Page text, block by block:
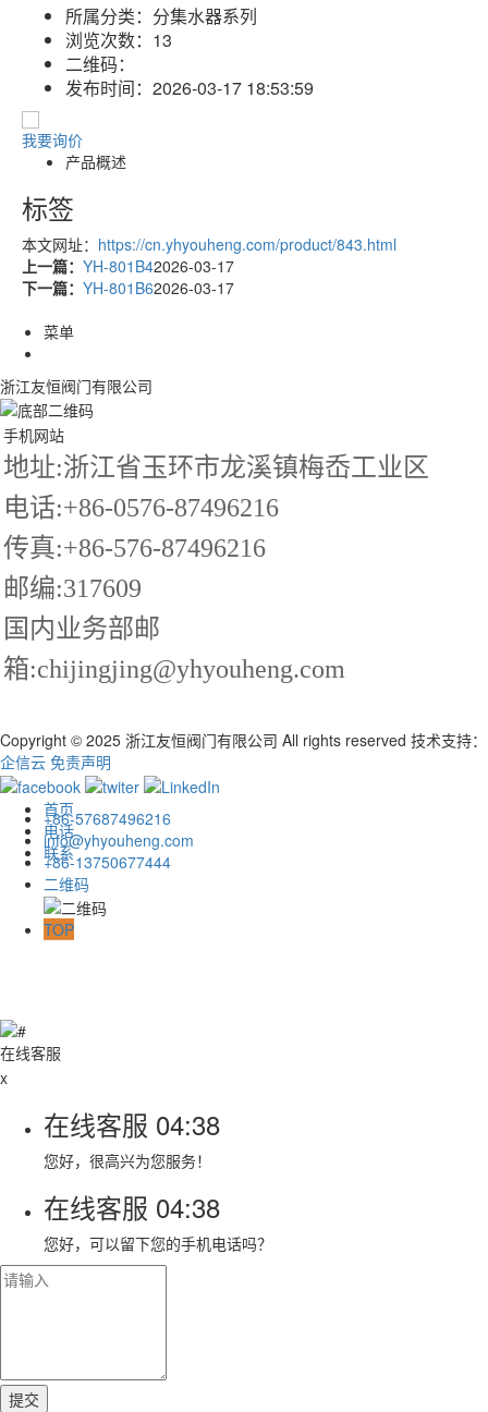
所属分类： 分集水器系列
浏览次数： 13
二维码：
发布时间： 2026-03-17 18:53:59
我要询价
产品概述
标签
本文网址： https://cn.yhyouheng.com/product/843.html
上一篇： YH-801B42026-03-17
下一篇： YH-801B62026-03-17
菜单
浙江友恒阀门有限公司
手机网站
地址:浙江省玉环市龙溪镇梅岙工业区
电话:+86-0576-87496216
传真:+86-576-87496216
邮编:317609
国内业务部邮
箱:chijingjing@yhyouheng.com
Copyright © 2025 浙江友恒阀门有限公司 All rights reserved 技术支持：
企信云 免责声明
首页
电话
联系
+86-57687496216
info@yhyouheng.com
+86-13750677444
二维码
TOP
在线客服
x
在线客服 04:38
您好，很高兴为您服务！
在线客服 04:38
您好，可以留下您的手机电话吗？